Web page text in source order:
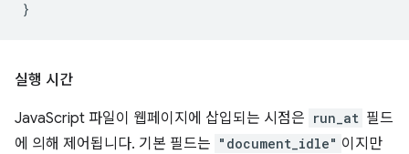
실행 시간
JavaScript 파일이 웹페이지에 삽입되는 시점은 run_at 필드
에 의해 제어됩니다. 기본 필드는 "document_idle" 이지만